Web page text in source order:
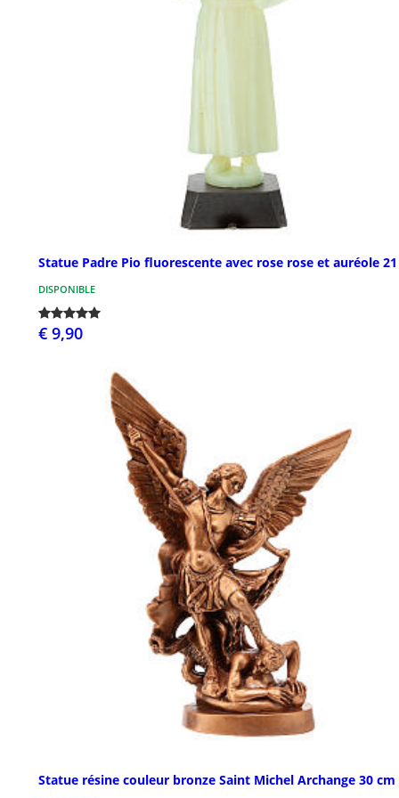
Statue Padre Pio fluorescente avec rose rose et auréole
DISPONIBLE
€ 9,90
Statue résine couleur bronze Saint Michel Archange 30 cm